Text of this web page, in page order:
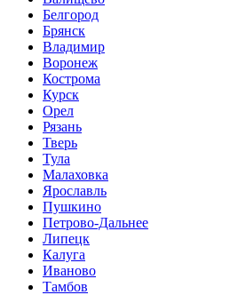
Белгород
Брянск
Владимир
Воронеж
Кострома
Курск
Орел
Рязань
Тверь
Тула
Малаховка
Ярославль
Пушкино
Петрово-Дальнее
Липецк
Калуга
Иваново
Тамбов